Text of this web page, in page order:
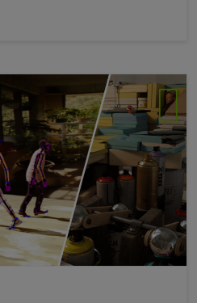
自定义合成数据生成管道